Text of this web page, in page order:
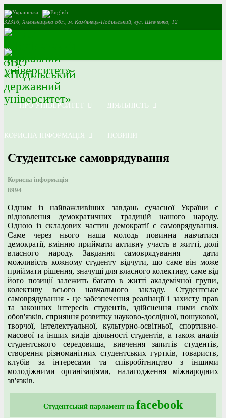
32316, Хмельницька обл., м. Кам'янець-Подільський, вул. Шевченка, 12
ПРО УНІВЕРСИТЕТ ДІЯЛЬНІСТЬ
КОРИСНА ІНФОРМАЦІЯ НОВИНИ
Студентське самоврядування
Корисна інформація
8994
Одним із найважливіших завдань сучасної України є
відновлення демократичних традицій нашого народу.
Одною із складових частин демократії є самоврядування.
Саме через нього наша молодь повинна навчатися
демократії, вмінню приймати активну участь в житті, долі
власного народу. Завдання самоврядування – дати
можливість кожному студенту відчути, що саме він може
приймати рішення, значущі для власного колективу, саме від
його позиції залежить багато в житті академічної групи,
колективу всього навчального закладу. Студентське
самоврядування - це забезпечення реалізації і захисту прав
та законних інтересів студентів, здійснення ними своїх
обов'язків, сприяння розвитку науково-дослідної, пошукової,
творчої, інтелектуальної, культурно-освітньої, спортивно-
масової та інших видів діяльності студентів, а також аналіз
студентського середовища, вивчення запитів студентів,
створення різноманітних студентських гуртків, товариств,
клубів за інтересами та співробітництво з іншими
молодіжними організаціями, налагодження міжнародних
зв'язків.
Студентський парламент на facebook